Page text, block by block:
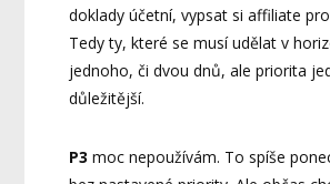
doklady účetní, vypsat si affiliate
Tedy ty, které se musí udělat v
jednoho, či dvou dnů, ale priorita
důležitější.
P3 moc nepoužívám. To spíše